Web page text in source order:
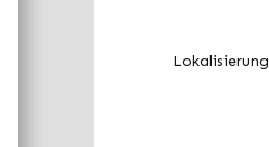
Lokalisierung